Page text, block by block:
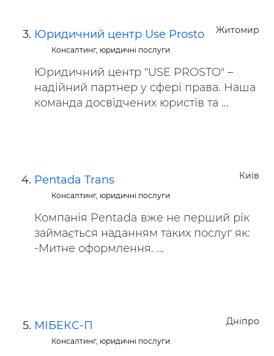
Житомир
Юридичний центр Use Prosto
Консалтинг, юридичні послуги
Юридичний центр "USE PROSTO" –
надійний партнер у сфері права. Наша
команда досвідчених юристів та ...
Київ
Pentada Trans
Консалтинг, юридичні послуги
Компанія Pentada вже не перший рік
займається наданням таких послуг як:
-Митне оформлення. ...
Дніпро
МІБЕКС-П
Консалтинг, юридичні послуги